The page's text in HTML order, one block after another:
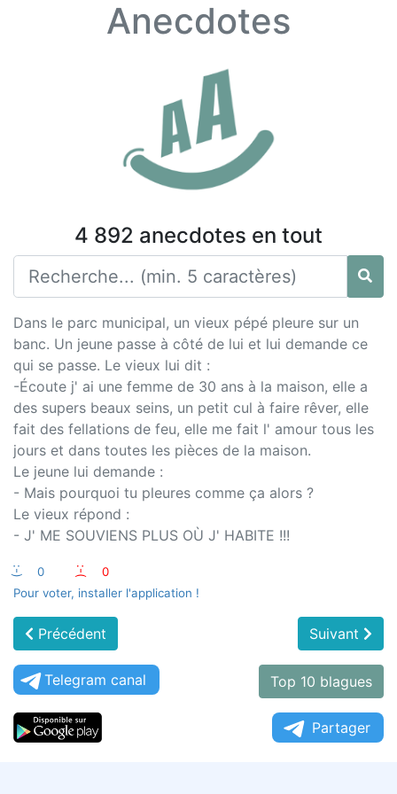
Anecdotes
4 892 anecdotes en tout
Dans le parc municipal, un vieux pépé pleure sur un
banc. Un jeune passe à côté de lui et lui demande ce
qui se passe. Le vieux lui dit :
-Écoute j' ai une femme de 30 ans à la maison, elle a
des supers beaux seins, un petit cul à faire rêver, elle
fait des fellations de feu, elle me fait l' amour tous les
jours et dans toutes les pièces de la maison.
Le jeune lui demande :
- Mais pourquoi tu pleures comme ça alors ?
Le vieux répond :
- J' ME SOUVIENS PLUS OÙ J' HABITE !!!
:-) 0 :-(
0
Pour voter, installer l'application !
Précédent Suivant
Telegram canal Top 10 blagues
Partager